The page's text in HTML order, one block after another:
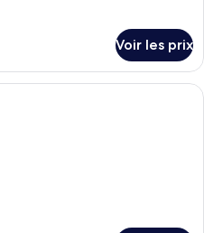
Voir les prix
Literie hypoallergénique, minibar,